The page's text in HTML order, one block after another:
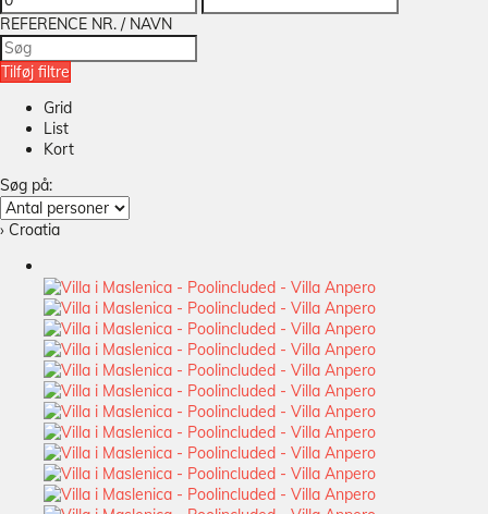
REFERENCE NR. / NAVN
Tilføj filtre
Grid
List
Kort
Søg på:
› Croatia